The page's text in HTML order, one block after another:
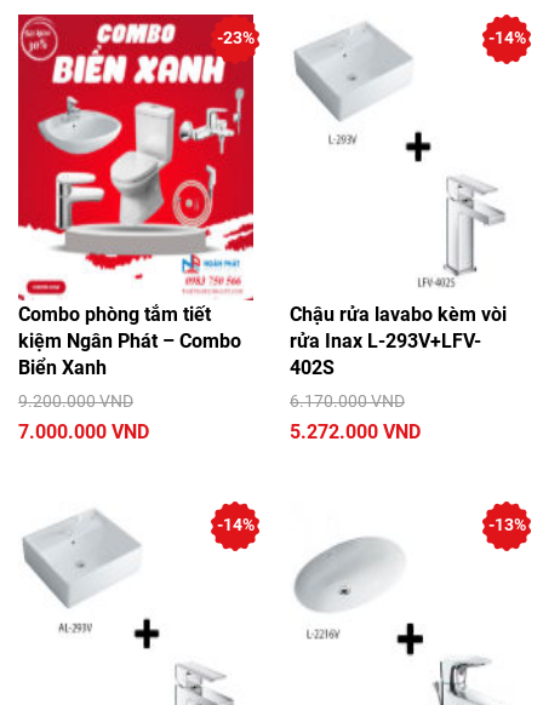
Combo phòng tắm tiết
kiệm Ngân Phát – Combo
Biển Xanh
9.200.000 VND
7.000.000 VND
-23%
Chậu rửa lavabo kèm vòi
rửa Inax L-293V+LFV-
402S
6.170.000 VND
5.272.000 VND
-14%
-14% -13%